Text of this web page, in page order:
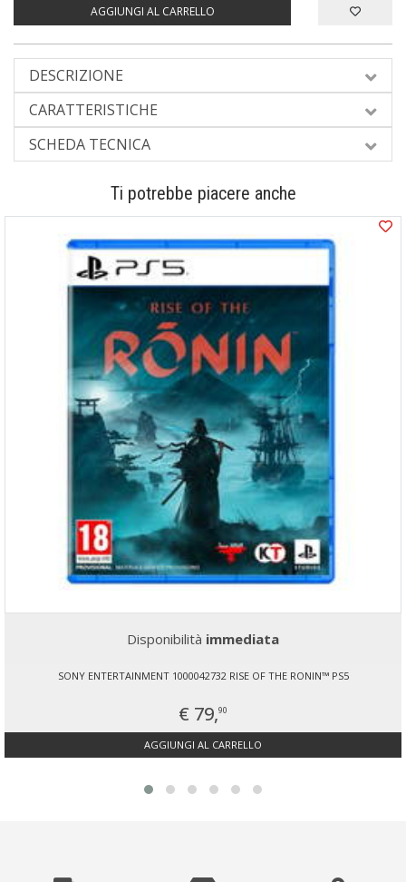
AGGIUNGI AL CARRELLO
DESCRIZIONE
CARATTERISTICHE
SCHEDA TECNICA
Ti potrebbe piacere anche
Disponibilità immediata
SONY ENTERTAINMENT 1000042732 RISE OF THE RONIN™ PS5
€ 79,90
AGGIUNGI AL CARRELLO